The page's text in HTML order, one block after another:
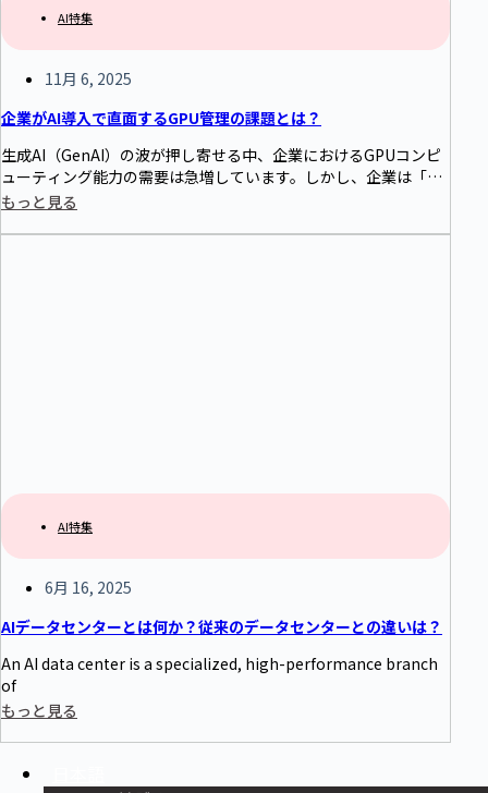
AI特集
11月 6, 2025
企業がAI導入で直面するGPU管理の課題とは？
生成AI（GenAI）の波が押し寄せる中、企業におけるGPUコンピ
ューティング能力の需要は急増しています。しかし、企業は「異
種ブランドのGPU管理の困難さ」「リソース配分の不公平性」
す。本記事では、企業がGPUリソースをいかに効率的に管理すべ
もっと見る
AI特集
6月 16, 2025
AIデータセンターとは何か？従来のデータセンターとの違いは？
An AI data center is a specialized, high-performance branch
of
もっと見る